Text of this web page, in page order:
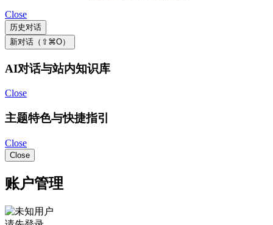
Close
历史对话
新对话（⇧⌘O）
AI对话与站内知识库
Close
主题特色与快捷指引
Close
Close
账户管理